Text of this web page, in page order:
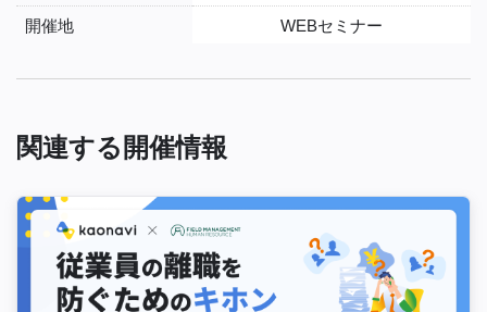
開催地
WEBセミナー
関連する開催情報